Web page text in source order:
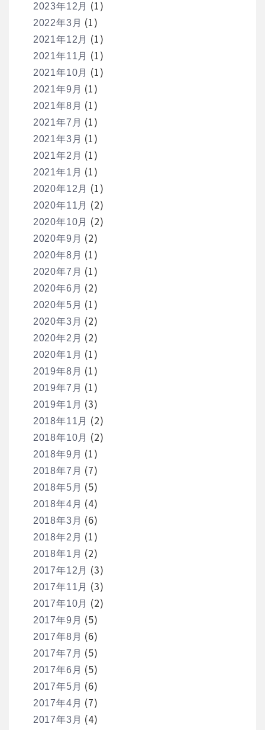
2023年12月 (1)
2022年3月 (1)
2021年12月 (1)
2021年11月 (1)
2021年10月 (1)
2021年9月 (1)
2021年8月 (1)
2021年7月 (1)
2021年3月 (1)
2021年2月 (1)
2021年1月 (1)
2020年12月 (1)
2020年11月 (2)
2020年10月 (2)
2020年9月 (2)
2020年8月 (1)
2020年7月 (1)
2020年6月 (2)
2020年5月 (1)
2020年3月 (2)
2020年2月 (2)
2020年1月 (1)
2019年8月 (1)
2019年7月 (1)
2019年1月 (3)
2018年11月 (2)
2018年10月 (2)
2018年9月 (1)
2018年7月 (7)
2018年5月 (5)
2018年4月 (4)
2018年3月 (6)
2018年2月 (1)
2018年1月 (2)
2017年12月 (3)
2017年11月 (3)
2017年10月 (2)
2017年9月 (5)
2017年8月 (6)
2017年7月 (5)
2017年6月 (5)
2017年5月 (6)
2017年4月 (7)
2017年3月 (4)